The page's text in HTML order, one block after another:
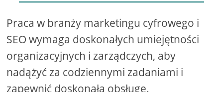
Praca w branży marketingu cyfrowego i
SEO wymaga doskonałych umiejętności
organizacyjnych i zarządczych, aby
nadążyć za codziennymi zadaniami i
zapewnić doskonałą obsługę.